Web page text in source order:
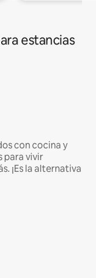
estancias
con cocina y
para vivir
¡Es la alternativa